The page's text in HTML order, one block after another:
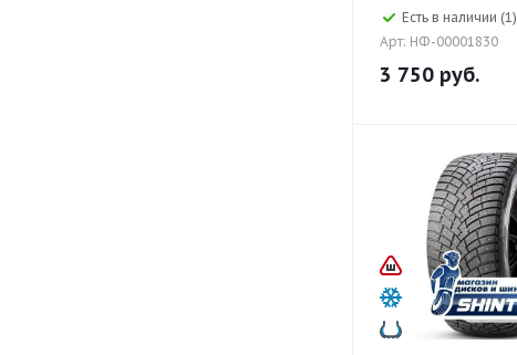
Есть в наличии (1)
Арт: НФ-00001830
3 750 руб.